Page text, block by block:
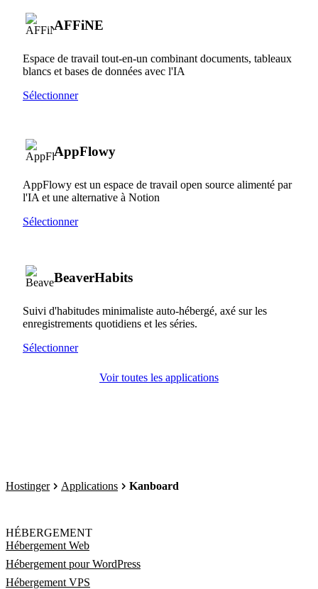
AFFiNE
Espace de travail tout-en-un combinant documents, tableaux
blancs et bases de données avec l'IA
Sélectionner
AppFlowy
AppFlowy est un espace de travail open source alimenté par
l'IA et une alternative à Notion
Sélectionner
BeaverHabits
Suivi d'habitudes minimaliste auto-hébergé, axé sur les
enregistrements quotidiens et les séries.
Sélectionner
Voir toutes les applications
Hostinger Applications Kanboard
HÉBERGEMENT
Hébergement Web
Hébergement pour WordPress
Hébergement VPS